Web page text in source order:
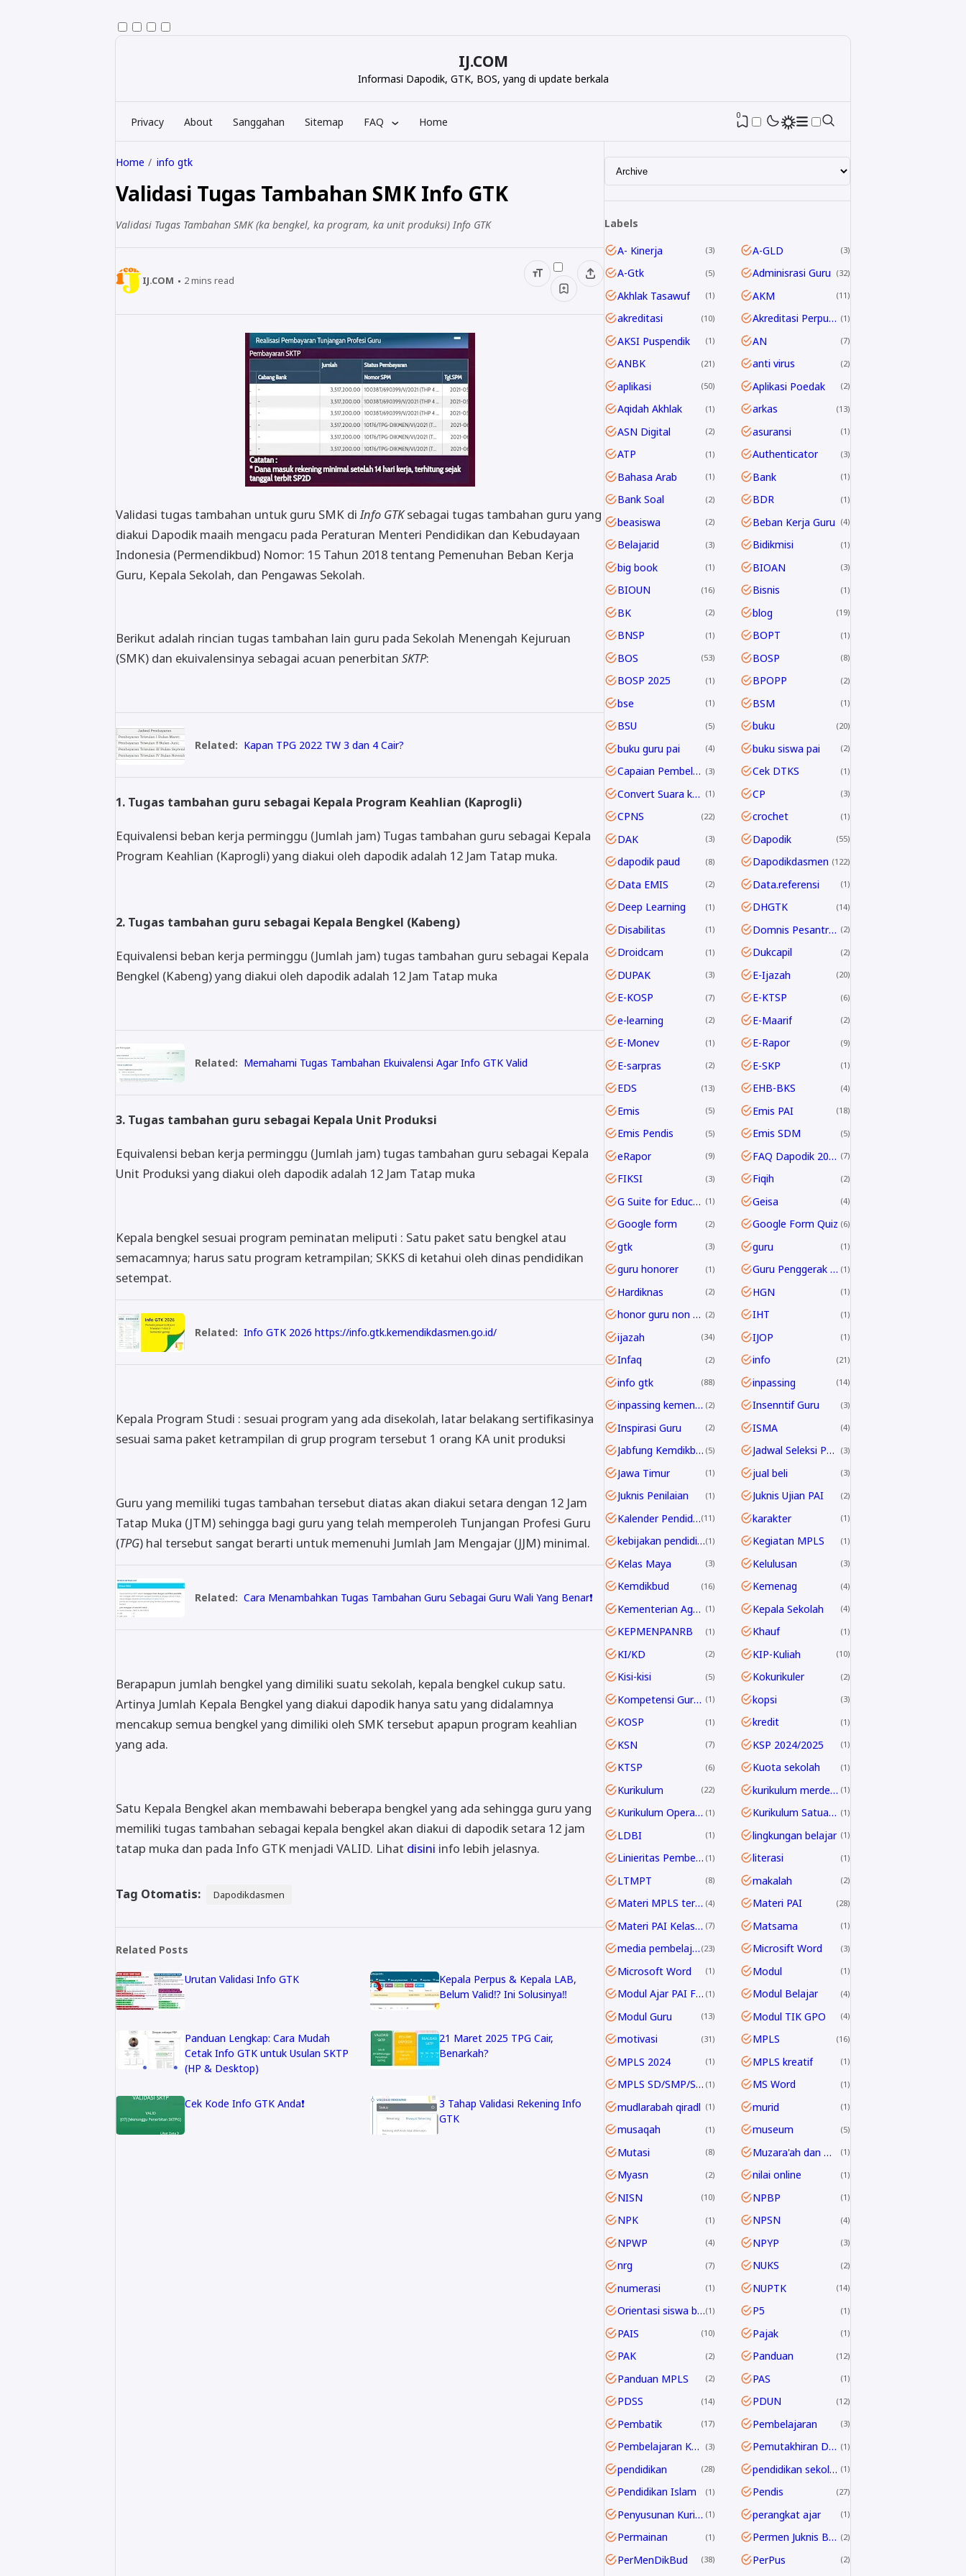
IJ.COM
Informasi Dapodik, GTK, BOS, yang di update berkala
Privacy About Sanggahan Sitemap FAQ Home 0
Home info gtk
Validasi Tugas Tambahan SMK Info GTK
Validasi Tugas Tambahan SMK (ka bengkel, ka program, ka unit produksi) Info GTK
IJ.COM 2mins read
Validasi tugas tambahan untuk guru SMK di Info GTKsebagai tugas tambahan guru yang
diakui Dapodik maaih mengacu pada Peraturan Menteri Pendidikan dan Kebudayaan
Indonesia (Permendikbud) Nomor: 15 Tahun 2018 tentang Pemenuhan Beban Kerja
Guru, Kepala Sekolah, dan Pengawas Sekolah.
Berikut adalah rincian tugas tambahan lain guru pada Sekolah Menengah Kejuruan
(SMK) dan ekuivalensinya sebagai acuan penerbitan SKTP:
Related: Kapan TPG 2022 TW 3 dan 4 Cair?
1. Tugas tambahan guru sebagai Kepala Program Keahlian (Kaprogli)
Equivalensi beban kerja perminggu (Jumlah jam) Tugas tambahan guru sebagai Kepala
Program Keahlian (Kaprogli) yang diakui oleh dapodik adalah 12 Jam Tatap muka.
2. Tugas tambahan guru sebagai Kepala Bengkel (Kabeng)
Equivalensi beban kerja perminggu (Jumlah jam) tugas tambahan guru sebagai Kepala
Bengkel (Kabeng) yang diakui oleh dapodik adalah 12 Jam Tatap muka
Related: Memahami Tugas Tambahan Ekuivalensi Agar Info GTK Valid
3. Tugas tambahan guru sebagai Kepala Unit Produksi
Equivalensi beban kerja perminggu (Jumlah jam) tugas tambahan guru sebagai Kepala
Unit Produksi yang diakui oleh dapodik adalah 12 Jam Tatap muka
Kepala bengkel sesuai program peminatan meliputi : Satu paket satu bengkel atau
semacamnya; harus satu program ketrampilan; SKKS di ketahui oleh dinas pendidikan
setempat.
Related: Info GTK 2026 https://info.gtk.kemendikdasmen.go.id/
Kepala Program Studi : sesuai program yang ada disekolah, latar belakang sertiﬁkasinya
sesuai sama paket ketrampilan di grup program tersebut 1 orang KA unit produksi
Guru yang memiliki tugas tambahan tersebut diatas akan diakui setara dengan 12 Jam
Tatap Muka (JTM) sehingga bagi guru yang telah memperoleh Tunjangan Profesi Guru
(TPG) hal tersebut sangat berarti untuk memenuhi Jumlah Jam Mengajar (JJM) minimal.
Related: Cara Menambahkan Tugas Tambahan Guru Sebagai Guru Wali Yang Benar❗
Berapapun jumlah bengkel yang dimiliki suatu sekolah, kepala bengkel cukup satu.
Artinya Jumlah Kepala Bengkel yang diakui dapodik hanya satu yang didalamnya
mencakup semua bengkel yang dimiliki oleh SMK tersebut apapun program keahlian
yang ada.
Satu Kepala Bengkel akan membawahi beberapa bengkel yang ada sehingga guru yang
memiliki tugas tambahan sebagai kepala bengkel akan diakui di dapodik setara 12 jam
tatap muka dan pada Info GTK menjadi VALID. Lihat disini info lebih jelasnya.
Tag Otomatis: Dapodikdasmen
Related Posts
Urutan Validasi Info GTK
Kepala Perpus & Kepala LAB,
Belum Valid⁉️ Ini Solusinya‼️
Panduan Lengkap: Cara Mudah
Cetak Info GTK untuk Usulan SKTP
(HP & Desktop)
21 Maret 2025 TPG Cair,
Benarkah?
Cek Kode Info GTK Anda❗
3 Tahap Validasi Rekening Info
GTK
Labels
A- Kinerja
3 A-GLD 3
A-Gtk 5 Adminisrasi Guru 32
Akhlak Tasawuf 1 AKM 11
akreditasi 10 Akreditasi Perpustakaan 1
AKSI Puspendik 1 AN 7
ANBK 21 anti virus 2
aplikasi 50 Aplikasi Poedak 2
Aqidah Akhlak 1 arkas 13
ASN Digital 2 asuransi 1
ATP 1 Authenticator 3
Bahasa Arab 1 Bank 1
Bank Soal 2 BDR 1
beasiswa 2 Beban Kerja Guru 4
Belajar.id 3 Bidikmisi 1
big book 1 BIOAN 3
BIOUN 16 Bisnis 1
BK 2 blog 19
BNSP 1 BOPT 1
BOS 53 BOSP 8
BOSP 2025 1 BPOPP 2
bse 1 BSM 1
BSU 5 buku 20
buku guru pai 4 buku siswa pai 2
Capaian Pembelajaran 3 Cek DTKS 1
Convert Suara ke Text 1 CP 3
CPNS 22 crochet 1
DAK 3 Dapodik 55
dapodik paud 8 Dapodikdasmen 122
Data EMIS 2 Data.referensi 1
Deep Learning 1 DHGTK 14
Disabilitas 1 Domnis Pesantren Ramadhan 2
Droidcam 1 Dukcapil 2
DUPAK 3 E-Ijazah 20
E-KOSP 7 E-KTSP 6
e-learning 2 E-Maarif 2
E-Monev 1 E-Rapor 9
E-sarpras 2 E-SKP 1
EDS 13 EHB-BKS 4
Emis 5 Emis PAI 18
Emis Pendis 5 Emis SDM 5
eRapor 9 FAQ Dapodik 2019.c 7
FIKSI 3 Fiqih 2
G Suite for Education 1 Geisa 4
Google form 2 Google Form Quiz 6
gtk 3 guru 1
guru honorer 1 Guru Penggerak GPAI 1
Hardiknas 2 HGN 1
honor guru non ASN 2 IHT 1
ijazah 34 IJOP 1
Infaq 2 info 21
info gtk 88 inpassing 14
inpassing kemenag 2 Insenntif Guru 3
Inspirasi Guru 2 ISMA 4
Jabfung Kemdikbud 5 Jadwal Seleksi PPPK Guru 2024 3
Jawa Timur 1 jual beli 3
Juknis Penilaian 1 Juknis Ujian PAI 2
Kalender Pendidikan 11 karakter 1
kebijakan pendidikan 2025 1 Kegiatan MPLS 1
Kelas Maya 3 Kelulusan 3
Kemdikbud 16 Kemenag 4
Kementerian Agama 1 Kepala Sekolah 4
KEPMENPANRB 1 Khauf 1
KI/KD 2 KIP-Kuliah 10
Kisi-kisi 5 Kokurikuler 2
Kompetensi Guru 2045 1 kopsi 3
KOSP 1 kredit 1
KSN 7 KSP 2024/2025 1
KTSP 6 Kuota sekolah 1
Kurikulum 22 kurikulum merdeka 1
Kurikulum Operasional Satuan Pendidikan 1 Kurikulum Satuan Pendidikan 1
LDBI 1 lingkungan belajar 1
Linieritas Pembelajaran 1 literasi 1
LTMPT 8 makalah 2
Materi MPLS terbaru 4 Materi PAI 28
Materi PAI Kelas 10 7 Matsama 1
media pembelajaran 23 Microsift Word 3
Microsoft Word 1 Modul 1
Modul Ajar PAI Fase E & F 1 Modul Belajar 4
Modul Guru 13 Modul TIK GPO 4
motivasi 31 MPLS 16
MPLS 2024 1 MPLS kreatif 1
MPLS SD/SMP/SMA 2024/2025 1 MS Word 1
mudlarabah qiradl 1 murid 1
musaqah 1 museum 5
Mutasi 8 Muzara'ah dan Mukhabarah 1
Myasn 2 nilai online 1
NISN 10 NPBP 1
NPK 1 NPSN 4
NPWP 4 NPYP 3
nrg 7 NUKS 2
numerasi 1 NUPTK 14
Orientasi siswa baru 1 P5 1
PAIS 10 Pajak 1
PAK 2 Panduan 12
Panduan MPLS 2 PAS 1
PDSS 14 PDUN 12
Pembatik 17 Pembelajaran 3
Pembelajaran Kontekstual 3 Pemutakhiran Data EMIS 1
pendidikan 28 pendidikan sekolah 1
Pendidikan Islam 1 Pendis 27
Penyusunan Kurikulum 1 perangkat ajar 1
Permainan 1 Permen Juknis BOSP 2
PerMenDikBud 38 PerPus 2